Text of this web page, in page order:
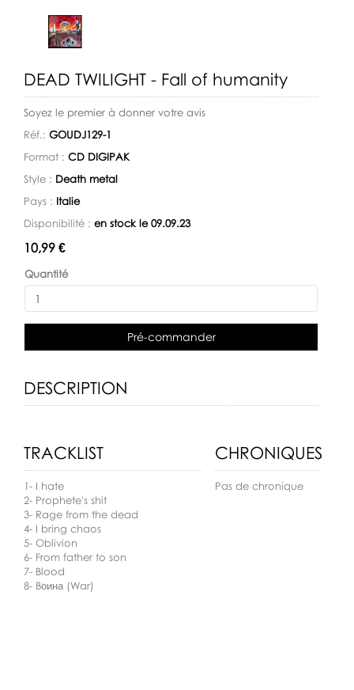
DEAD TWILIGHT - Fall of humanity
Soyez le premier à donner votre avis
Réf.: GOUDJ129-1
Format : CD DIGIPAK
Style : Death metal
Pays : Italie
Disponibilité : en stock le 09.09.23
Disponibilité:
10,99 €
Quantité
Pré-commander
DESCRIPTION
TRACKLIST
1- I hate
2- Prophete's shit
3- Rage from the dead
4- I bring chaos
5- Oblivion
6- From father to son
7- Blood
8- Bоина (War)
CHRONIQUES
Pas de chronique